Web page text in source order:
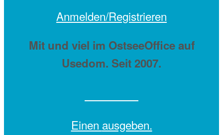
Anmelden/Registrieren
Mit und viel im OstseeOffice auf
Usedom. Seit 2007.
Einen ausgeben.